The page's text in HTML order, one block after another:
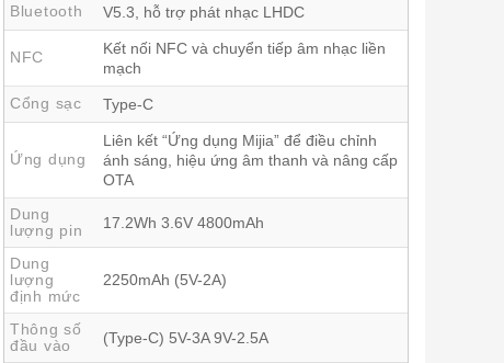
Bluetooth
V5.3, hỗ trợ phát nhạc LHDC
NFC
Kết nối NFC và chuyển tiếp âm nhạc liền
mạch
Cổng sạc
Type-C
Ứng dụng
Liên kết “Ứng dụng Mijia” để điều chỉnh
ánh sáng, hiệu ứng âm thanh và nâng cấp
OTA
Dung
lượng pin
17.2Wh 3.6V 4800mAh
Dung
lượng
định mức
2250mAh (5V-2A)
Thông số
đầu vào
(Type-C) 5V-3A 9V-2.5A